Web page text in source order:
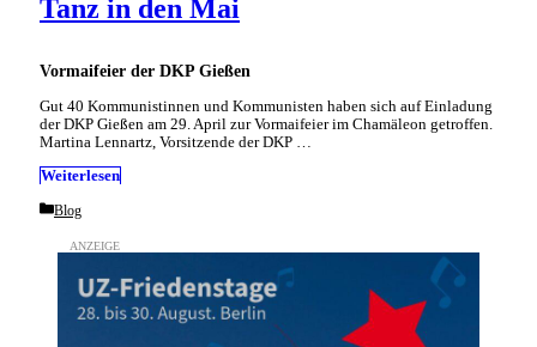
Vormaifeier der DKP Gießen
Tanz in den Mai
Gut 40 Kommunistinnen und Kommunisten haben sich auf Einladung
der DKP Gießen am 29. April zur Vormaifeier im Chamäleon getroffen.
Martina Lennartz, Vorsitzende der DKP …
Weiterlesen
Categories
Blog